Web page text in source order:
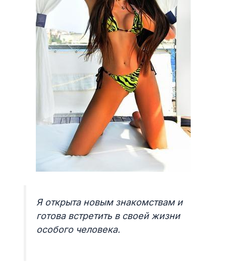
Я открыта новым знакомствам и
готова встретить в своей жизни
особого человека.